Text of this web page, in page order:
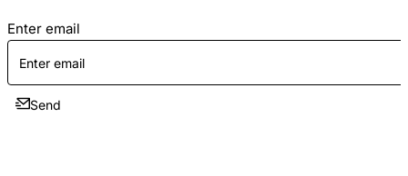
Enter email
Send